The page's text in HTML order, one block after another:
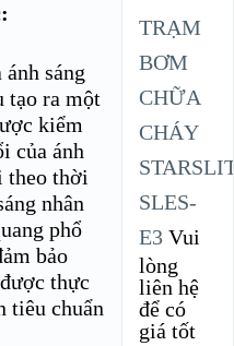
sáng
tạo ra một
kiểm
của ánh
theo thời
nhân
phổ
bảo
thực
tiêu chuẩn
TRẠM
BƠM
CHỮA
CHÁY
SLES-
E3 Vui
lòng
liên hệ
để có
giá tốt